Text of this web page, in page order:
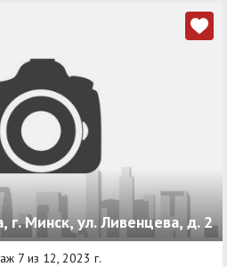
г. Минск, ул. Ливенцева, д. 2
7 из 12, 2023 г.